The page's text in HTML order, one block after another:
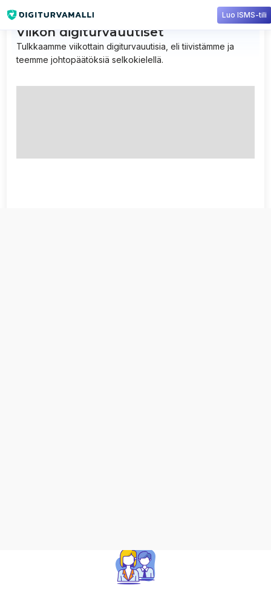
Viikon digiturvauutiset
Tulkkaamme viikottain digiturvauutisia, eli tiivistämme ja
teemme johtopäätöksiä selkokielellä.
Luo ISMS-tili